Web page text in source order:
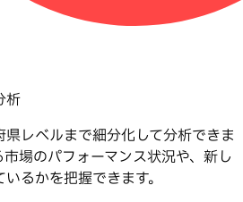
析
レベルまで細分化して分析できま
場のパフォーマンス状況や、新し
るかを把握できます。